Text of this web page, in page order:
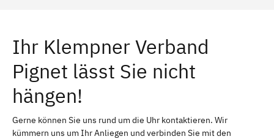
Ihr Klempner Verband
Pignet lässt Sie nicht
hängen!
Gerne können Sie uns rund um die Uhr kontaktieren. Wir
kümmern uns um Ihr Anliegen und verbinden Sie mit den